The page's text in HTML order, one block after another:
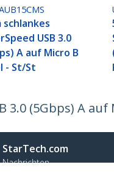
schlankes
USB 3.0
A auf Micro B
- St/St
3.0 (5Gbps) A auf
StarTech.com
Nachrichten